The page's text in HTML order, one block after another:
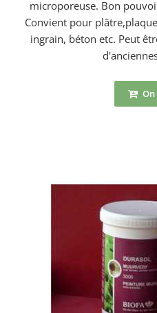
microporeuse. Bon
Convient pour
ingrain, béton etc. Peut